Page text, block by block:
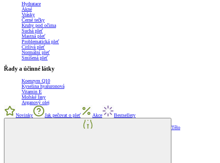
Hydratace
Akné
Vrásky
Černé tečky
Kruhy pod očima
Suchá pleť
Mastná pleť
Problematická pleť
Citlivá pleť
Normální pleť
Smíšená pleť
Řady a účinné látky
Koenzym Q10
Kyselina hyaluronová
Vitamin E
Mořské řasy
Arganový olej
Novinky Jak pečovat o pleť Akce Bestsellery
Tělo